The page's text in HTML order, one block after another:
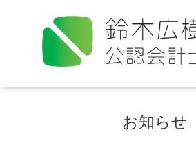
お知らせ